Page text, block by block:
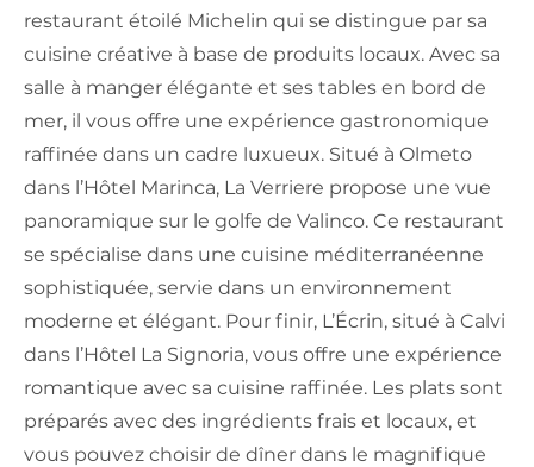
restaurant étoilé Michelin qui se distingue par sa
cuisine créative à base de produits locaux. Avec sa
salle à manger élégante et ses tables en bord de
mer, il vous offre une expérience gastronomique
raffinée dans un cadre luxueux. Situé à Olmeto
dans l’Hôtel Marinca, La Verriere propose une vue
panoramique sur le golfe de Valinco. Ce restaurant
se spécialise dans une cuisine méditerranéenne
sophistiquée, servie dans un environnement
moderne et élégant. Pour finir, L’Écrin, situé à Calvi
dans l’Hôtel La Signoria, vous offre une expérience
romantique avec sa cuisine raffinée. Les plats sont
préparés avec des ingrédients frais et locaux, et
vous pouvez choisir de dîner dans le magnifique